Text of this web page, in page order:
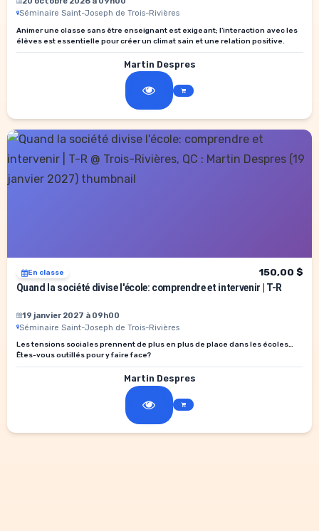
Séminaire Saint-Joseph de Trois-Rivières
Animer une classe sans être enseignant est exigeant; l’interaction avec les
élèves est essentielle pour créer un climat sain et une relation positive.
Martin Despres
En classe
150,00 $
Quand la société divise l'école: comprendre et intervenir | T-R
19 janvier 2027 à 09h00
Séminaire Saint-Joseph de Trois-Rivières
Les tensions sociales prennent de plus en plus de place dans les écoles…
Êtes-vous outillés pour y faire face?
Martin Despres